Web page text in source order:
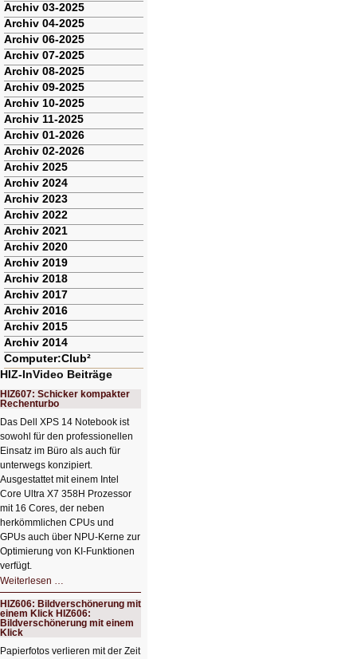
Archiv 03-2025
Archiv 04-2025
Archiv 06-2025
Archiv 07-2025
Archiv 08-2025
Archiv 09-2025
Archiv 10-2025
Archiv 11-2025
Archiv 01-2026
Archiv 02-2026
Archiv 2025
Archiv 2024
Archiv 2023
Archiv 2022
Archiv 2021
Archiv 2020
Archiv 2019
Archiv 2018
Archiv 2017
Archiv 2016
Archiv 2015
Archiv 2014
Computer:Club²
HIZ-InVideo Beiträge
HIZ607: Schicker kompakter
Rechenturbo
Das Dell XPS 14 Notebook ist
sowohl für den professionellen
Einsatz im Büro als auch für
unterwegs konzipiert.
Ausgestattet mit einem Intel
Core Ultra X7 358H Prozessor
mit 16 Cores, der neben
herkömmlichen CPUs und
GPUs auch über NPU-Kerne zur
Optimierung von KI-Funktionen
verfügt.
Weiterlesen …
Schicker
kompakter
Rechenturbo
HIZ606: Bildverschönerung mit
einem Klick HIZ606:
Bildverschönerung mit einem
Klick
Papierfotos verlieren mit der Zeit